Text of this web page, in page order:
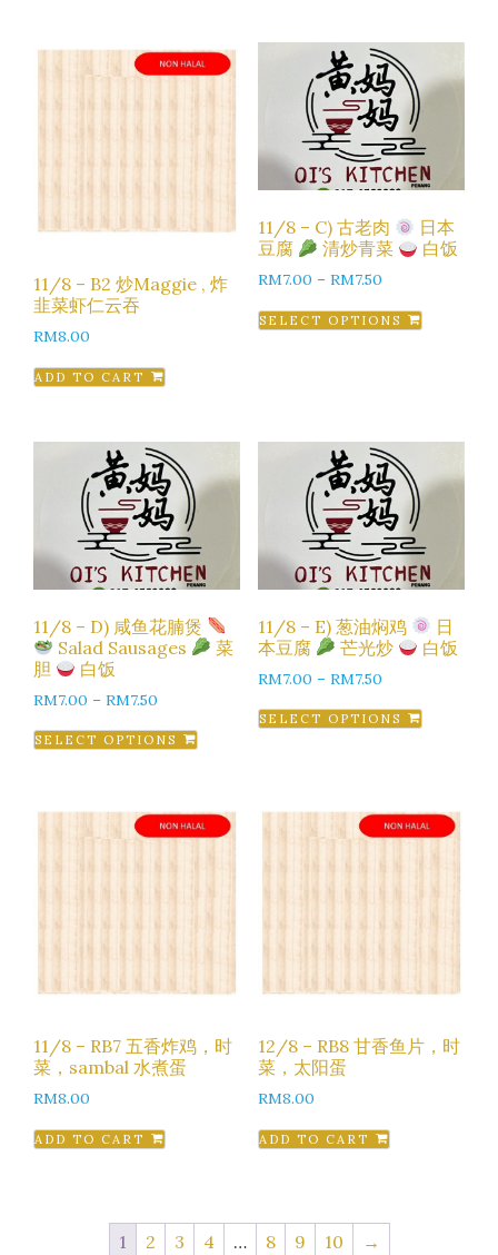
11/8 – B2 炒Maggie , 炸
韭菜虾仁云吞
RM8.00
ADD TO CART
11/8 – C) 古老肉
日本
豆腐
清炒青菜 白饭
RM7.00 – RM7.50
SELECT OPTIONS
11/8 – D) 咸鱼花腩煲
Salad Sausages
菜
胆
白饭
RM7.00 – RM7.50
SELECT OPTIONS
11/8 – E) 葱油焖鸡
日
本豆腐
芒光炒 白饭
RM7.00 – RM7.50
SELECT OPTIONS
11/8 – RB7 五香炸鸡，时
菜，sambal 水煮蛋
RM8.00
ADD TO CART
12/8 – RB8 甘香鱼片，时
菜，太阳蛋
RM8.00
ADD TO CART
1 2 3 4 … 8 9 10 →